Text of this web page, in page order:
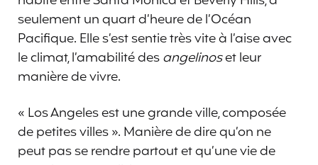
seulement un quart d’heure de l’Océan
Pacifique. Elle s’est sentie très vite à l’aise avec
le climat, l’amabilité desangelinoset leur
manière de vivre.
« Los Angeles est une grande ville, composée
de petites villes ». Manière de dire qu’on ne
peut pas se rendre partout et qu’une vie de